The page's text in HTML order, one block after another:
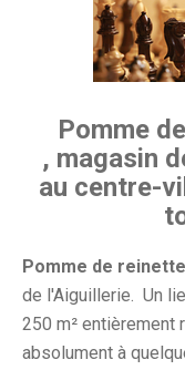
Pomme
, magasin
au centre-
Pomme de reinette
de l'Aiguillerie. Un
250 m² entièrement
absolument à